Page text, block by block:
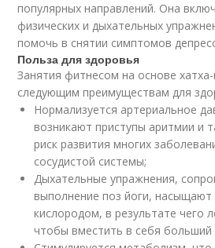
популярных направлений. Она
физических и дыхательных
помочь в снятии симптомов
Польза для здоровья
Занятия фитнесом на основе
следующим преимуществам для
Нормализуется артериальное
возникают приступы аритмии и
риск развития многих
сосудистой системы;
Дыхательные упражнения,
выполнение поз йоги, насыщают
кислородом, в результате чего
чтобы вместить в себя больший